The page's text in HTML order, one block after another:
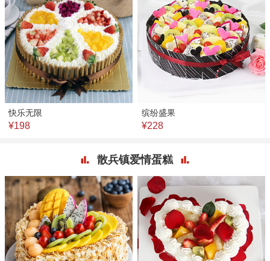
快乐无限
¥198
缤纷盛果
¥228
散兵镇爱情蛋糕